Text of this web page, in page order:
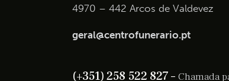
4970 – 442 Arcos de Valdevez
geral@centrofunerario.pt
(+351) 258 522 827 – Chamada